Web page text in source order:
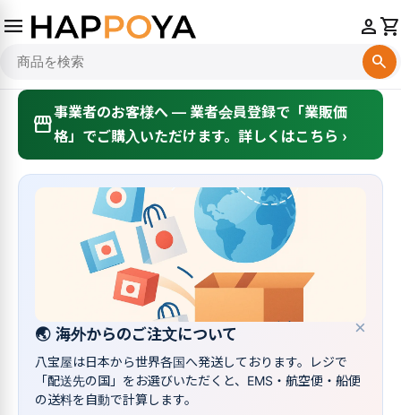
menu
search
personshopping_cart
storefront事業者のお客様へ — 業者会員登録で「業販価
格」でご購入いただけます。詳しくはこちら ›
×
🌏 海外からのご注文について
八宝屋は日本から世界各国へ発送しております。レジで
「配送先の国」をお選びいただくと、EMS・航空便・船便
の送料を自動で計算します。